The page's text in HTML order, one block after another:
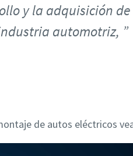
y la adquisición
automotriz,
de autos eléctricos